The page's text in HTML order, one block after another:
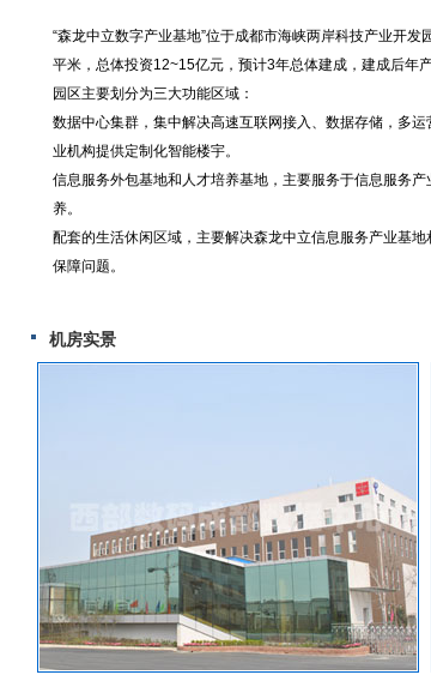
“森龙中立数字产业基地”位于成都市海峡两岸科技产业开
平米，总体投资12~15亿元，预计3年总体建成，建成后年
园区主要划分为三大功能区域：
数据中心集群，集中解决高速互联网接入、数据存储，多
业机构提供定制化智能楼宇。
信息服务外包基地和人才培养基地，主要服务于信息服务
养。
配套的生活休闲区域，主要解决森龙中立信息服务产业基
保障问题。
机房实景